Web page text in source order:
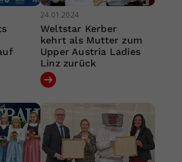
24.01.2024
Weltstar Kerber
kehrt als Mutter zum
Upper Austria Ladies
Linz zurück